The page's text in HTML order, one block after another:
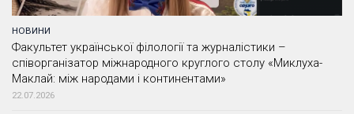
НОВИНИ
Факультет української філології та журналістики –
співорганізатор міжнародного круглого столу «Миклуха-
Маклай: між народами і континентами»
22.07.2026